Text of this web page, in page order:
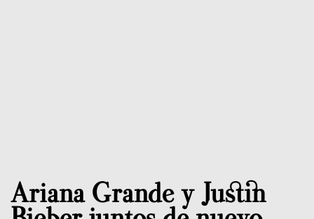
Ariana Grande y Justin